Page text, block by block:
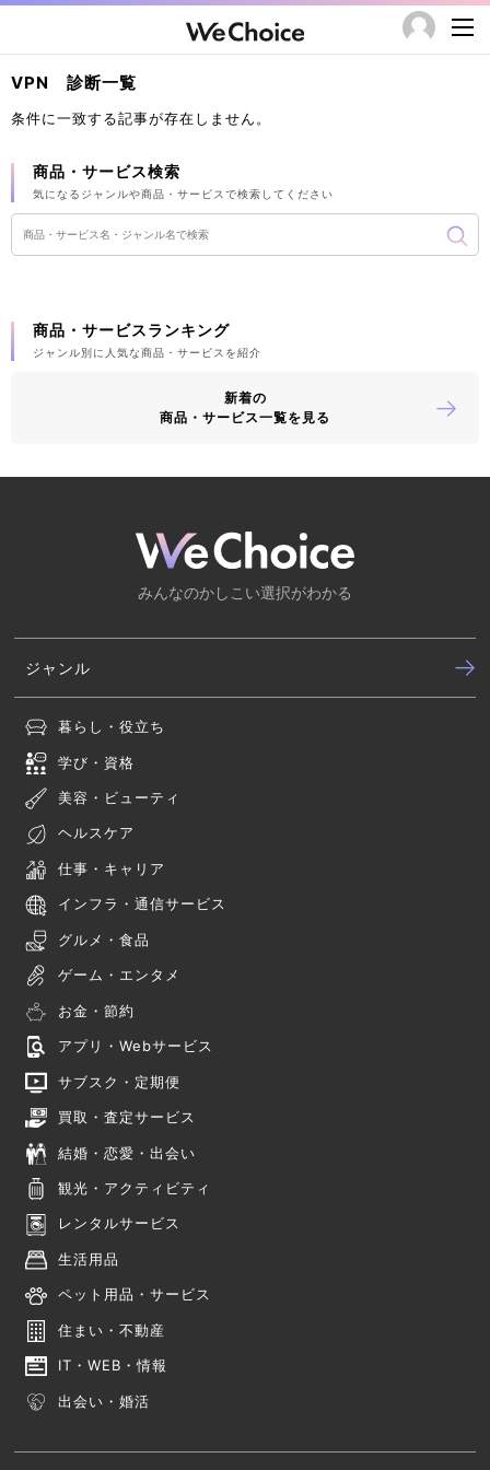
VPN 診断一覧
条件に一致する記事が存在しません。
商品・サービス検索
気になるジャンルや商品・サービスで検索してください
商品・サービスランキング
ジャンル別に人気な商品・サービスを紹介
新着の
商品・サービス一覧を見る
みんなのかしこい選択がわかる
ジャンル
暮らし・役立ち
学び・資格
美容・ビューティ
ヘルスケア
仕事・キャリア
インフラ・通信サービス
グルメ・食品
ゲーム・エンタメ
お金・節約
アプリ・Webサービス
サブスク・定期便
買取・査定サービス
結婚・恋愛・出会い
観光・アクティビティ
レンタルサービス
生活用品
ペット用品・サービス
住まい・不動産
IT・WEB・情報
出会い・婚活